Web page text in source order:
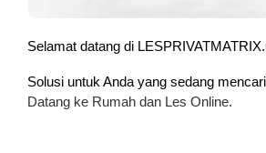
Selamat datang di
Solusi untuk Anda yang sedang mencari
Datang ke Rumah dan Les Online.